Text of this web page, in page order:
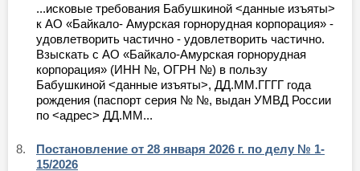
...исковые требования Бабушкиной <данные изъяты>
к АО «Байкало- Амурская горнорудная корпорация» -
удовлетворить частично - удовлетворить частично.
Взыскать с АО «Байкало-Амурская горнорудная
корпорация» (ИНН №, ОГРН №) в пользу
Бабушкиной <данные изъяты>, ДД.ММ.ГГГГ года
рождения (паспорт серия № №, выдан УМВД России
по <адрес> ДД.ММ...
8.
Постановление от 28 января 2026 г. по делу № 1-
15/2026